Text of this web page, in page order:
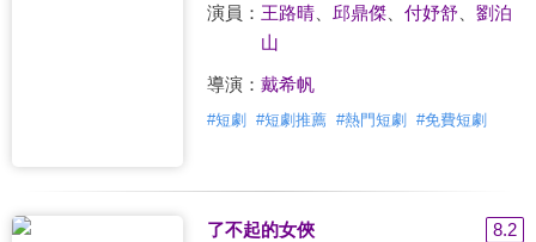
演員： 王路晴、 邱鼎傑、 付妤舒
劉泊
山
導演： 戴希帆
#短劇 #短劇推薦 #熱門短劇 #免費短劇
了不起的女俠
8.2